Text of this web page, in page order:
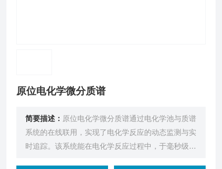
原位电化学微分质谱
简要描述： 原位电化学微分质谱通过电化学池与质谱
系统的在线联用，实现了电化学反应的动态监测与实
时追踪。该系统能在电化学反应过程中，于毫秒级时